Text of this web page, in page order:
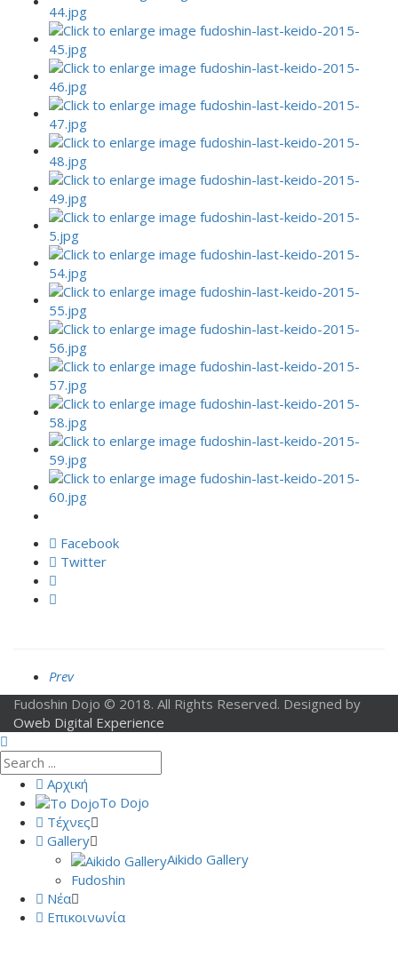
Facebook
Twitter
Prev
Fudoshin Dojo © 2018. All Rights Reserved. Designed by
Oweb Digital Experience
Αρχική
Το Dojo
Τέχνες
Gallery
Aikido Gallery
Fudoshin
Νέα
Επικοινωνία